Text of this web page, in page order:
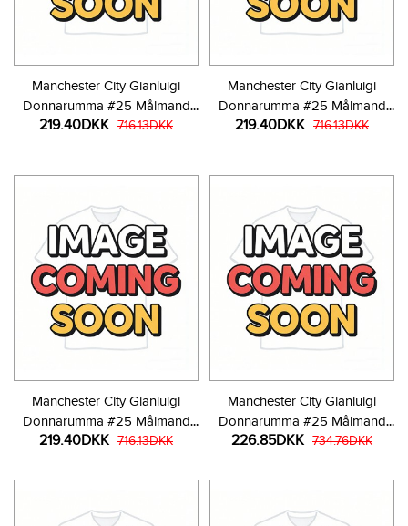
Manchester City Gianluigi
Donnarumma #25 Målmand
Hjemmebanetrøje Børn 2025-
219.40DKK 716.13DKK
Manchester City Gianluigi
Donnarumma #25 Målmand
Udebanetrøje Børn 2025-26
219.40DKK 716.13DKK
Manchester City Gianluigi
Donnarumma #25 Målmand
Tredjetrøje Børn 2025-26
219.40DKK 716.13DKK
Manchester City Gianluigi
Donnarumma #25 Målmand
Hjemmebanetrøje Børn 2025-
226.85DKK 734.76DKK